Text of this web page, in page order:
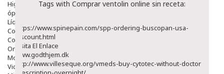
Higiene
óptica
Líquidos Lentillas
Colirios
Complementos Alimentarios.
Ortopedia - Accesorios
Movilidad
Vida Diaria
Tags with Comprar ventolin online sin receta:
https://www.spinepain.com/spp-ordering-buscopan-usa-
discount.html
Visita El Enlace
www.godthjem.dk
http://www.villeseque.org/vmeds-buy-cytotec-without-doctor-